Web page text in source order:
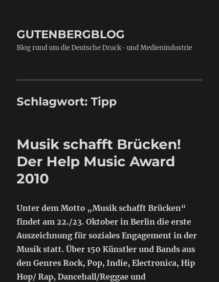
GUTENBERGBLOG
Blog rund um die Deutsche Druck- und Medienindustrie
Schlagwort:Tipp
Musik schafft Brücken!
Der Help Music Award
2010
Unter dem Motto „Musik schafft Brücken“
findet am 22./23. Oktober in Berlin die erste
Auszeichnung für soziales Engagement in der
Musik statt. Über 150 Künstler und Bands aus
den Genres Rock, Pop, Indie, Electronica, Hip
Hop/ Rap, Dancehall/Reggae und